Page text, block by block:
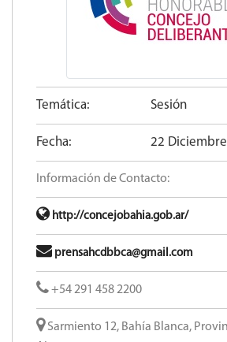
Temática: Sesión
Fecha: 22
Información de Contacto:
http://concejobahia.gob.ar/
prensahcdbbca@gmail.com
+54 291 458 2200
Sarmiento 12, Bahía Blanca,